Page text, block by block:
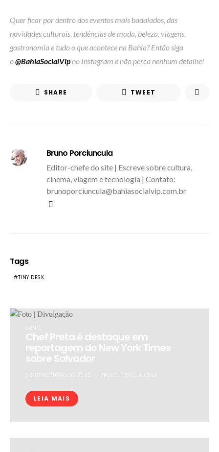
Quer ficar por dentro dos eventos mais badalados, das
novidades culturais, tendências de moda, beleza, viagens,
gastronomia e tudo o que acontece na Bahia? Então siga
o@BahiaSocialVipno Instagram e não perca nenhum detalhe!
SHARE TWEET
Bruno Porciuncula
Editor-chefe do site | Escreve sobre cultura,
cinema, viagem e tecnologia | Contato:
brunoporciuncula@bahiasocialvip.com.br
Tags
TINY DESK
GENTE
Chef Preta é destaque em
reportagem do New York Times
sobre Salvador
LEIA MAIS